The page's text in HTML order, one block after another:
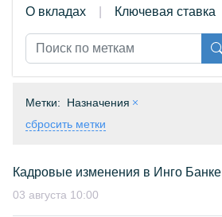
О вкладах Ключевая ставка
Метки:
Назначения
сбросить метки
Кадровые изменения в Инго Банке
03 августа 10:00